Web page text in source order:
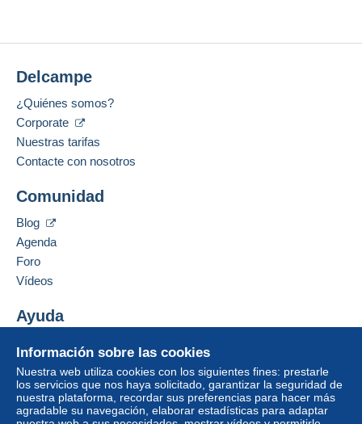
Información sobre las cookies
Nuestra web utiliza cookies con los siguientes fines: prestarle
los servicios que nos haya solicitado, garantizar la seguridad de
nuestra plataforma, recordar sus preferencias para hacer más
agradable su navegación, elaborar estadísticas para adaptar
Delcampe
¿Quiénes somos?
Corporate
Nuestras tarifas
Contacte con nosotros
Comunidad
Blog
Agenda
Foro
Vídeos
Ayuda
Comprar en Delcampe
Vender en Delcampe
Una página securizada